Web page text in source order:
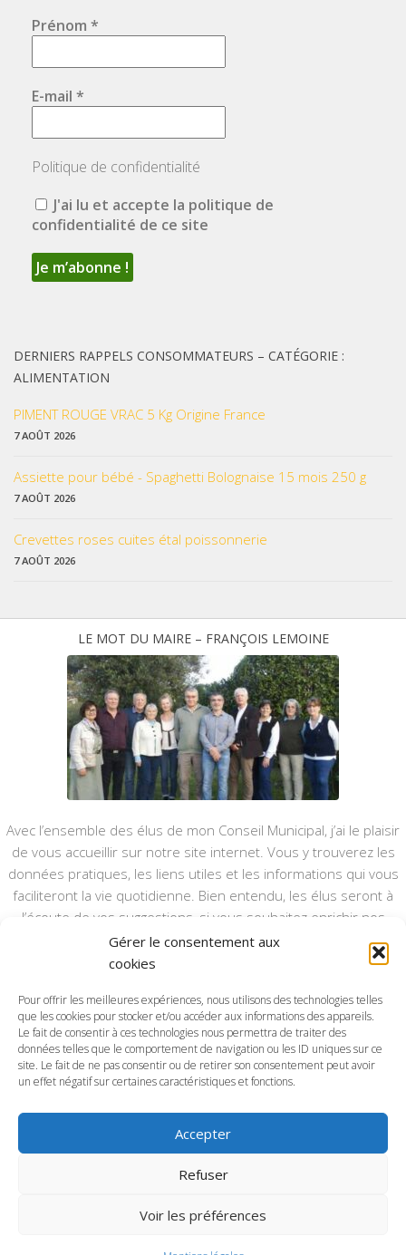
Gérer le consentement aux
cookies
Pour offrir les meilleures expériences, nous utilisons des technologies telles
que les cookies pour stocker et/ou accéder aux informations des appareils.
Le fait de consentir à ces technologies nous permettra de traiter des
données telles que le comportement de navigation ou les ID uniques sur ce
site. Le fait de ne pas consentir ou de retirer son consentement peut avoir
un effet négatif sur certaines caractéristiques et fonctions.
Accepter
Refuser
Voir les préférences
Prénom *
E-mail *
Politique de confidentialité
J'ai lu et accepte la politique de
confidentialité de ce site
DERNIERS RAPPELS CONSOMMATEURS – CATÉGORIE :
ALIMENTATION
PIMENT ROUGE VRAC 5 Kg Origine France
7 AOÛT 2026
Assiette pour bébé - Spaghetti Bolognaise 15 mois 250 g
7 AOÛT 2026
Crevettes roses cuites étal poissonnerie
7 AOÛT 2026
LE MOT DU MAIRE – FRANÇOIS LEMOINE
Avec l’ensemble des élus de mon Conseil Municipal, j’ai le plaisir
de vous accueillir sur notre site internet. Vous y trouverez les
données pratiques, les liens utiles et les informations qui vous
faciliteront la vie quotidienne. Bien entendu, les élus seront à
l’écoute de vos suggestions, si vous souhaitez enrichir nos
rubriques ou nos informations.
Ce type de communication vient en complément du bulletin
annuel, nous le ferons vivre et il sera actualisé pour mieux vous
informer.
Bonne visite à toutes et à tous.
Commune d'Anctoville-sur-Boscq © 2026. Tous droits